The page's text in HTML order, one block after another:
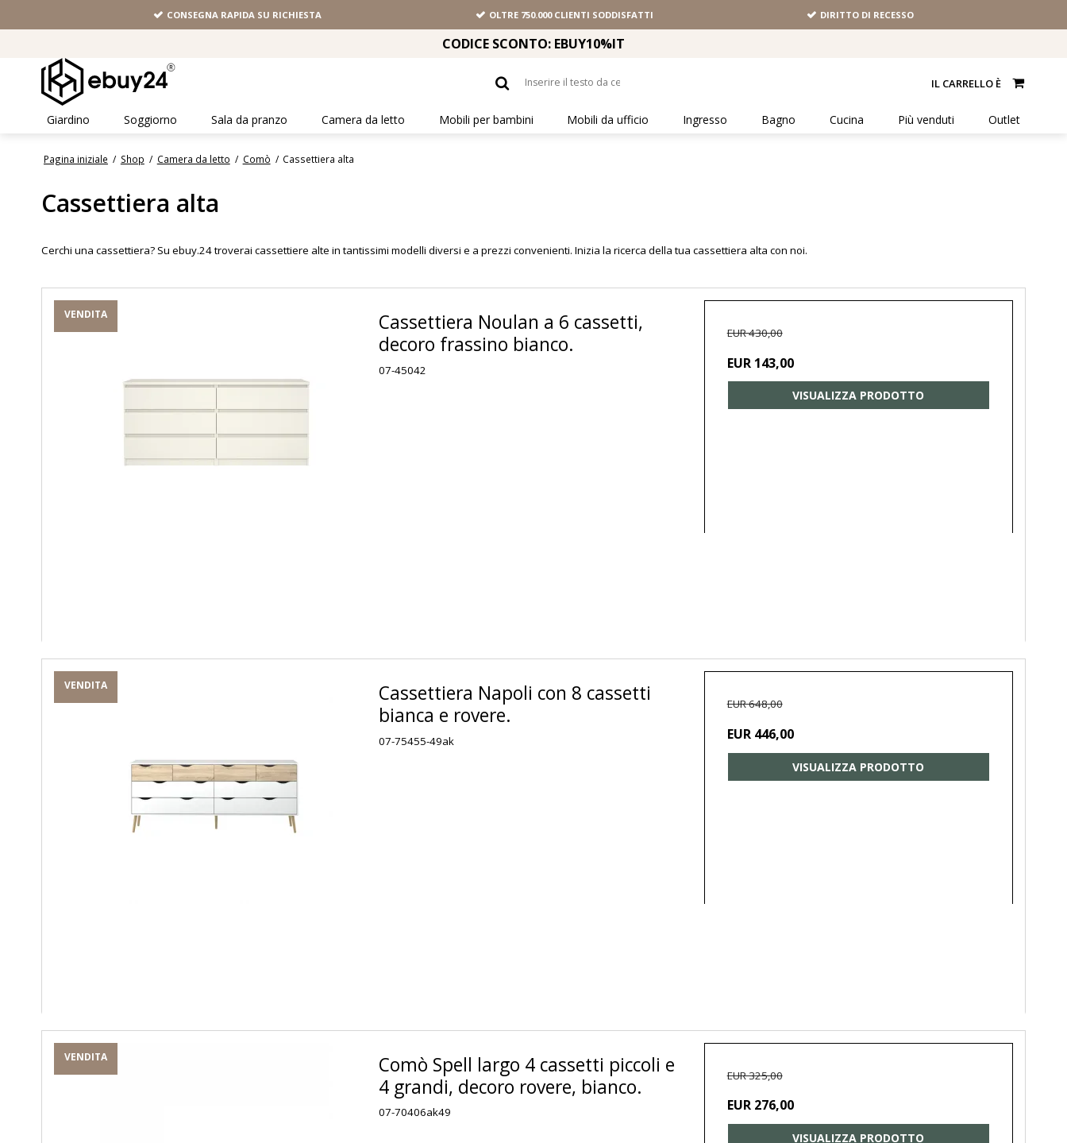
CONSEGNA RAPIDA SU RICHIESTA OLTRE 750.000 CLIENTI SODDISFATTI DIRITTO DI RECESSO
CODICE SCONTO: EBUY10%IT
IL CARRELLO È
Giardino Soggiorno Sala da pranzo Camera da letto Mobili per bambini Mobili da ufficio Ingresso Bagno Cucina Più venduti Outlet
Pagina iniziale / Shop / Camera da letto / Comò / Cassettiera alta
Cassettiera alta
Cerchi una cassettiera? Su ebuy.24 troverai cassettiere alte in tantissimi modelli diversi e a prezzi convenienti. Inizia la ricerca della tua cassettiera alta con noi.
VENDITA
Cassettiera Noulan a 6 cassetti,
decoro frassino bianco.
07-45042
EUR 430,00
EUR 143,00
VISUALIZZA PRODOTTO
VENDITA
Cassettiera Napoli con 8 cassetti
bianca e rovere.
07-75455-49ak
EUR 648,00
EUR 446,00
VISUALIZZA PRODOTTO
VENDITA
Comò Spell largo 4 cassetti piccoli e
4 grandi, decoro rovere, bianco.
07-70406ak49
EUR 325,00
EUR 276,00
VISUALIZZA PRODOTTO